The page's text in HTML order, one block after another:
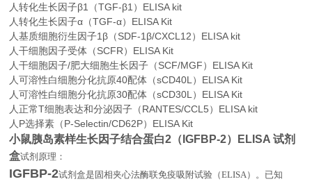
人转化生长因子β1（TGF-β1）ELISA kit
人转化生长因子α（TGF-α）ELISA Kit
人基质细胞衍生因子1β（SDF-1β/CXCL12）ELISA kit
人干细胞因子受体（SCFR）ELISA Kit
人干细胞因子/肥大细胞生长因子（SCF/MGF）ELISA Kit
人可溶性白细胞分化抗原40配体（sCD40L）ELISA Kit
人可溶性白细胞分化抗原30配体（sCD30L）ELISA Kit
人正常T细胞表达和分泌因子（RANTES/CCL5）ELISA kit
人P选择素（P-Selectin/CD62P）ELISA Kit
小鼠胰岛素样生长因子结合蛋白2（IGFBP-2）ELISA 试剂
盒试剂原理：
IGFBP-2试剂盒是固相夹心法酶联免疫吸附试验（ELISA）。已知